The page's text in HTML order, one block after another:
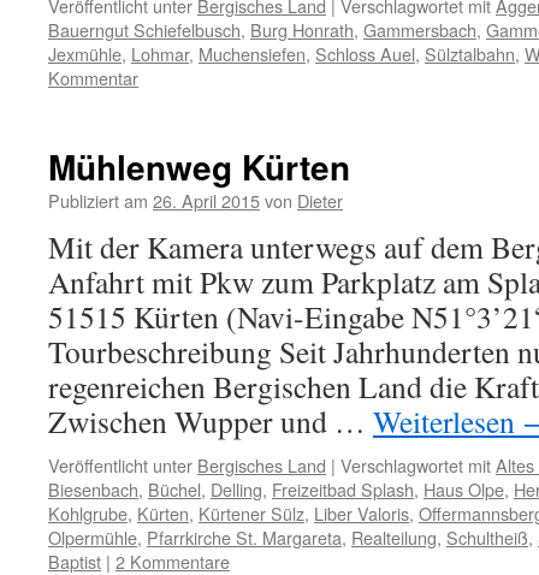
Veröffentlicht unter Bergisches Land Verschlagwortet mit
Bauerngut Schiefelbusch, Burg Honrath, Gammersbach,
Jexmühle, Lohmar, Muchensiefen, Schloss Auel, Sülztalbahn,
Kommentar
Mühlenweg Kürten
Publiziert am 26. April 2015von Dieter
Mit der Kamera unterwegs auf dem
Anfahrt mit Pkw zum Parkplatz am
51515 Kürten (Navi-Eingabe
Tourbeschreibung Seit Jahrhunderten
regenreichen Bergischen Land die
Zwischen Wupper und … Weiterlesen
Veröffentlicht unter Bergisches Land | Verschlagwortet mit
Biesenbach, Büchel, Delling, Freizeitbad Splash, Haus Olpe,
Kohlgrube, Kürten, Kürtener Sülz, Liber Valoris,
Olpermühle, Pfarrkirche St. Margareta, Realteilung, Schultheiß,
Baptist | 2 Kommentare